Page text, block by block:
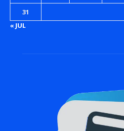
31
« JUL